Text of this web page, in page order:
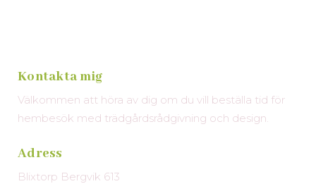
Kontakta mig
Välkommen att höra av dig om du vill beställa tid för
hembesök med trädgårdsrådgivning och design.
Adress
Blixtorp Bergvik 613